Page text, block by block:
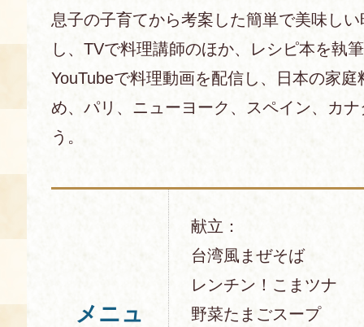
息子の子育てから考案した簡単で美味し
し、TVで料理講師のほか、レシピ本を執
YouTubeで料理動画を配信し、日本の家
め、パリ、ニューヨーク、スペイン、カ
う。
メニュ
献立：
台湾風まぜそば
レンチン！こまツナ
野菜たまごスープ